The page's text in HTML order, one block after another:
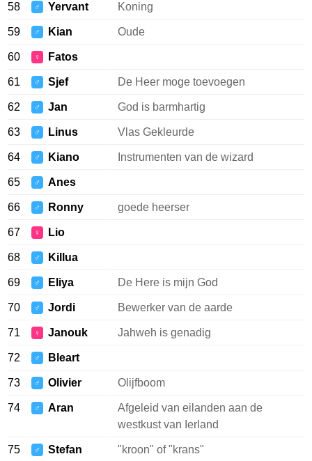
58 ♂ Yervant Koning
59 ♂ Kian Oude
60 ♀ Fatos
61 ♂ Sjef De Heer moge toevoegen
62 ♂ Jan God is barmhartig
63 ♂ Linus Vlas Gekleurde
64 ♂ Kiano Instrumenten van de wizard
65 ♂ Anes
66 ♂ Ronny goede heerser
67 ♀ Lio
68 ♂ Killua
69 ♂ Eliya De Here is mijn God
70 ♂ Jordi Bewerker van de aarde
71 ♀ Janouk Jahweh is genadig
72 ♂ Bleart
73 ♂ Olivier Olijfboom
74 ♂ Aran
Afgeleid van eilanden aan de
westkust van Ierland
75 ♂ Stefan "kroon" of "krans"